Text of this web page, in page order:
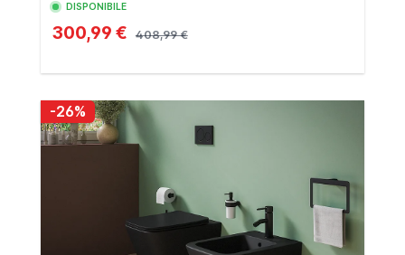
DISPONIBILE
300,99 € 408,99 €
-26%